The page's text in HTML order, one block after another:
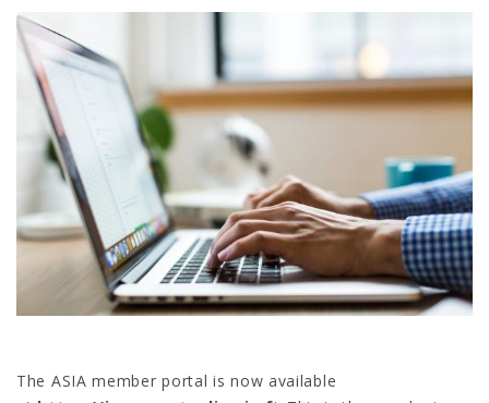
The ASIA member portal is now available